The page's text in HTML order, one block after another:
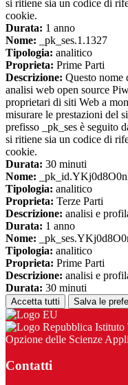
si ritiene sia un codice di
cookie.
Durata: 1 anno
Nome: _pk_ses.1.1327
Tipologia: analitico
Proprieta: Prime Parti
Descrizione: Questo nome
analisi web open source
proprietari di siti Web a
misurare le prestazioni del
prefisso _pk_ses è seguito
si ritiene sia un codice di
cookie.
Durata: 30 minuti
Nome:
Tipologia: analitico
Proprieta: Terze Parti
Descrizione: analisi e
Durata: 1 anno
Nome:
Tipologia: analitico
Proprieta: Prime Parti
Descrizione: analisi e
Durata: 30 minuti
Accetta tutti Salva le
Istituto
Opzione delle Scienze
Contatti